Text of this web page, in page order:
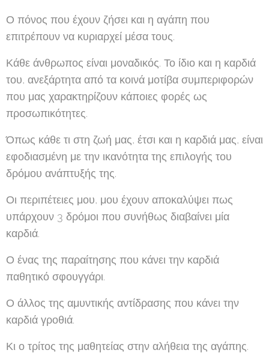
Ο πόνος που έχουν ζήσει και η αγάπη που
επιτρέπουν να κυριαρχεί μέσα τους.
Κάθε άνθρωπος είναι μοναδικός. Το ίδιο και η καρδιά
του, ανεξάρτητα από τα κοινά μοτίβα συμπεριφορών
που μας χαρακτηρίζουν κάποιες φορές ως
προσωπικότητες.
Όπως κάθε τι στη ζωή μας, έτσι και η καρδιά μας, είναι
εφοδιασμένη με την ικανότητα της επιλογής του
δρόμου ανάπτυξής της.
Οι περιπέτειες μου, μου έχουν αποκαλύψει πως
υπάρχουν 3 δρόμοι που συνήθως διαβαίνει μία
καρδιά.
Ο ένας της παραίτησης που κάνει την καρδιά
παθητικό σφουγγάρι.
Ο άλλος της αμυντικής αντίδρασης που κάνει την
καρδιά γροθιά.
Κι ο τρίτος της μαθητείας στην αλήθεια της αγάπης.